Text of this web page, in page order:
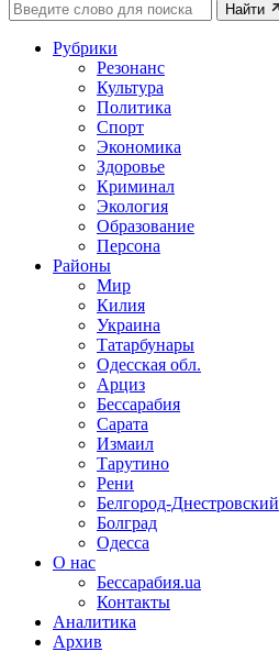
Найти
Рубрики
Резонанс
Культура
Политика
Спорт
Экономика
Здоровье
Криминал
Экология
Образование
Персона
Районы
Мир
Килия
Украина
Татарбунары
Одесская обл.
Арциз
Бессарабия
Сарата
Измаил
Тарутино
Рени
Белгород-Днестровский
Болград
Одесса
О нас
Бессарабия.ua
Контакты
Аналитика
Архив